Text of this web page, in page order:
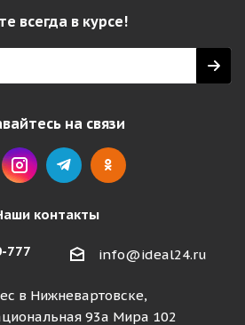
всегда в курсе!
на связи
контакты
777 info@ideal24.ru
в Нижневартовске,
93а Мира 102